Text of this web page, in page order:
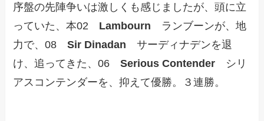
序盤の先陣争いは激しくも感じましたが、頭に立
っていた、本02 Lambourn ランブーンが、地
力で、08Sir Dinadan サーディナデンを退
け、追ってきた、06Serious Contender シリ
アスコンテンダーを、抑えて優勝。３連勝。